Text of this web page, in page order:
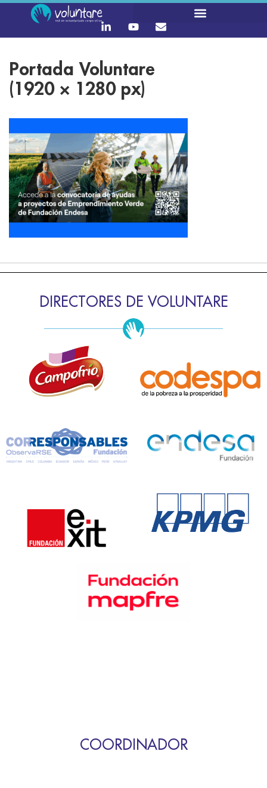
Portada Voluntare
(1920 × 1280 px)
DIRECTORES DE VOLUNTARE
COORDINADOR